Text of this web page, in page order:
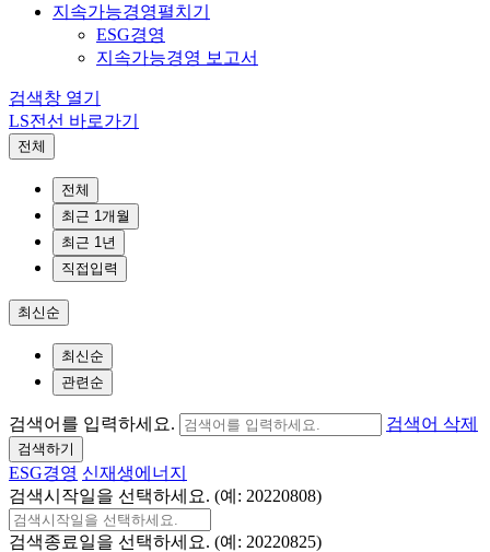
지속가능경영펼치기
ESG경영
지속가능경영 보고서
검색창 열기
LS전선 바로가기
전체
전체
최근 1개월
최근 1년
직접입력
최신순
최신순
관련순
검색어를 입력하세요. 검색어 삭제
검색하기
ESG경영 신재생에너지
검색시작일을 선택하세요. (예: 20220808)
검색종료일을 선택하세요. (예: 20220825)